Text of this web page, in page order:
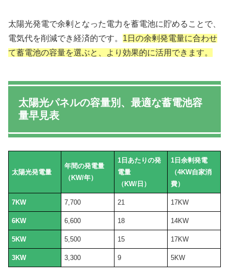
太陽光発電で余剰となった電力を蓄電池に貯めることで、
電気代を削減でき経済的です。 1日の余剰発電量に合わせ
て蓄電池の容量を選ぶと、より効果的に活用できます。
太陽光パネルの容量別、最適な蓄電池容
量早見表
太陽光発電量
年間の発電量
（KW/年）
1日あたりの発
電量
（KW/日）
1日余剰発電
（4KW自家消
費）
7KW 7,700 21 17KW
6KW 6,600 18 14KW
5KW 5,500 15 17KW
3KW 3,300 9 5KW